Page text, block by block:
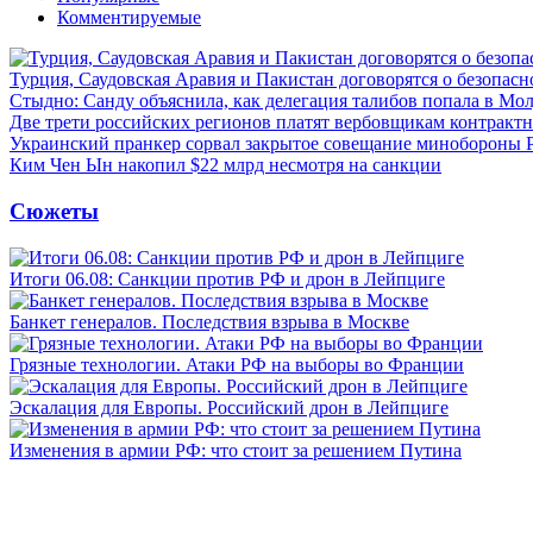
Комментируемые
Турция, Саудовская Аравия и Пакистан договорятся о
Стыдно: Санду объяснила, как делегация талибов попала в
Две трети российских регионов платят вербовщикам
Украинский пранкер сорвал закрытое совещание минобороны
Ким Чен Ын накопил $22 млрд несмотря на санкции
Сюжеты
Итоги 06.08: Санкции против РФ и дрон в Лейпциге
Банкет генералов. Последствия взрыва в Москве
Грязные технологии. Атаки РФ на выборы во Франции
Эскалация для Европы. Российский дрон в Лейпциге
Изменения в армии РФ: что стоит за решением Путина